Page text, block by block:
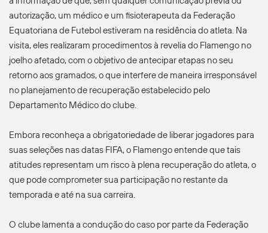
autorização, um médico e um fisioterapeuta da Federação
Equatoriana de Futebol estiveram na residência do atleta. Na
visita, eles realizaram procedimentos à revelia do Flamengo no
joelho afetado, com o objetivo de antecipar etapas no seu
retorno aos gramados, o que interfere de maneira irresponsável
no planejamento de recuperação estabelecido pelo
Departamento Médico do clube.
Embora reconheça a obrigatoriedade de liberar jogadores para
suas seleções nas datas FIFA, o Flamengo entende que tais
atitudes representam um risco à plena recuperação do atleta, o
que pode comprometer sua participação no restante da
temporada e até na sua carreira.
O clube lamenta a condução do caso por parte da Federação